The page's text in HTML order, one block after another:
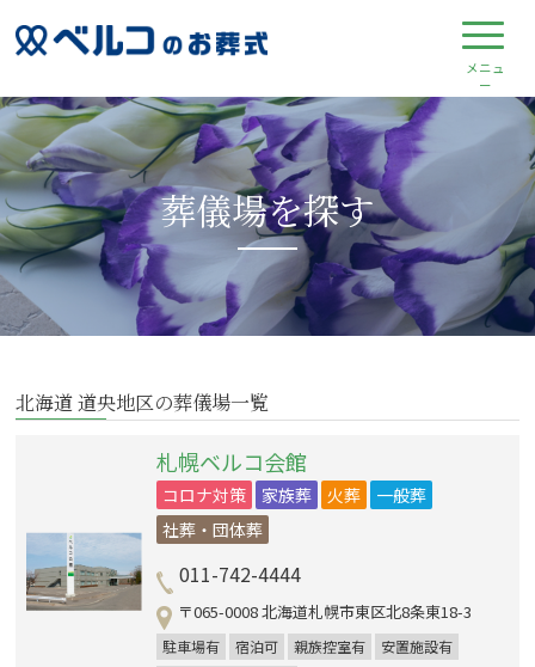
葬儀場を探す
北海道 道央地区の葬儀場一覧
札幌ベルコ会館
コロナ対策 家族葬 火葬
一般葬
社葬・団体葬
011-742-4444
〒065-0008 北海道札幌市東区北8条東18-3
駐車場有 宿泊可 親族控室有
安置施設有